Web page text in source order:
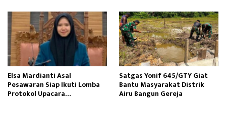
Elsa Mardianti Asal
Pesawaran Siap Ikuti Lomba
Protokol Upacara
Satgas Yonif 645/GTY Giat
Bantu Masyarakat Distrik
Airu Bangun Gereja ‎